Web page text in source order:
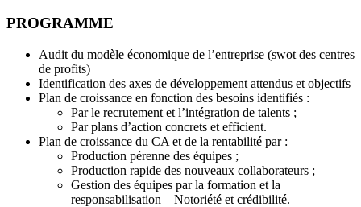
PROGRAMME
Audit du modèle économique de l’entreprise (swot des centres
de profits)
Identification des axes de développement attendus et objectifs
Plan de croissance en fonction des besoins identifiés :
Par le recrutement et l’intégration de talents ;
Par plans d’action concrets et efficient.
Plan de croissance du CA et de la rentabilité par :
Production pérenne des équipes ;
Production rapide des nouveaux collaborateurs ;
Gestion des équipes par la formation et la
responsabilisation – Notoriété et crédibilité.